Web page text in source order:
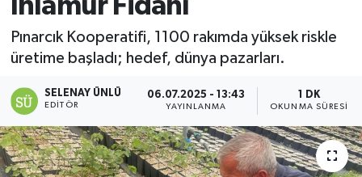
Ihlamur Fidanı
Pınarcık Kooperatifi, 1100 rakımda yüksek riskle
üretime başladı; hedef, dünya pazarları.
SELENAY ÜNLÜ
EDITÖR
06.07.2025 - 13:43
YAYINLANMA
1 DK
OKUNMA SÜRESI